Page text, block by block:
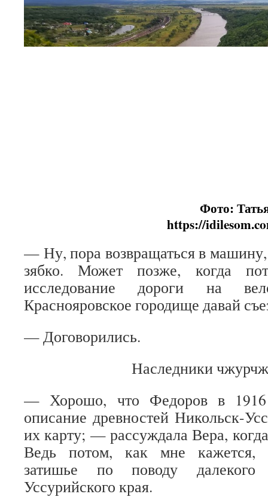
Фото:
https://
— Ну, пора возвращаться в
зябко. Может позже, когда
исследование дороги на
Краснояровское городище давай
— Договорились.
Наследники
— Хорошо, что Федоров в 1916
описание древностей Никольск-
их карту; — рассуждала Вера,
Ведь потом, как мне кажется,
затишье по поводу
Уссурийского края.